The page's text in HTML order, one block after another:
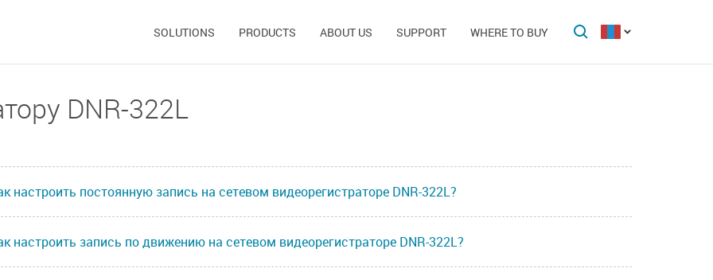
SOLUTIONS PRODUCTS ABOUT US SUPPORT WHERE TO BUY
DNR-322L
настроить постоянную запись на сетевом видеорегистраторе DNR-322L?
настроить запись по движению на сетевом видеорегистраторе DNR-322L?